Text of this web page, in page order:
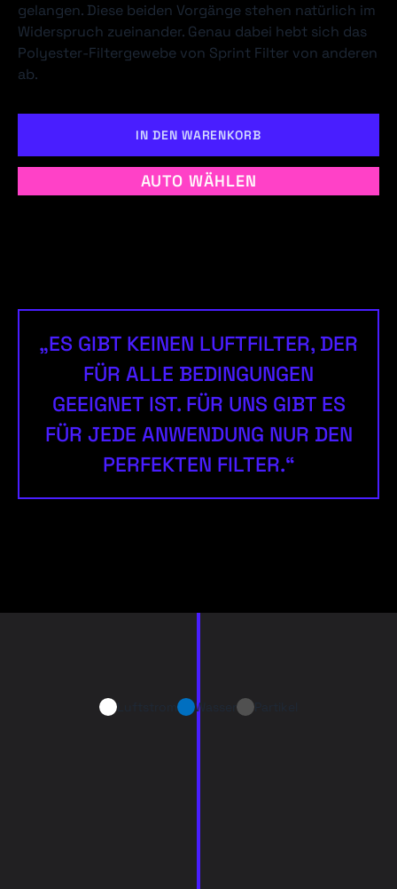
gelangen. Diese beiden Vorgänge stehen natürlich im
Widerspruch zueinander. Genau dabei hebt sich das
Polyester-Filtergewebe von Sprint Filter von anderen
ab.
IN DEN WARENKORB
AUTO WÄHLEN
„ES GIBT KEINEN LUFTFILTER, DER
FÜR ALLE BEDINGUNGEN
GEEIGNET IST. FÜR UNS GIBT ES
FÜR JEDE ANWENDUNG NUR DEN
PERFEKTEN FILTER.“
Wasser